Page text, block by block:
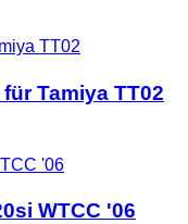
Tamiya TT02
WTCC '06